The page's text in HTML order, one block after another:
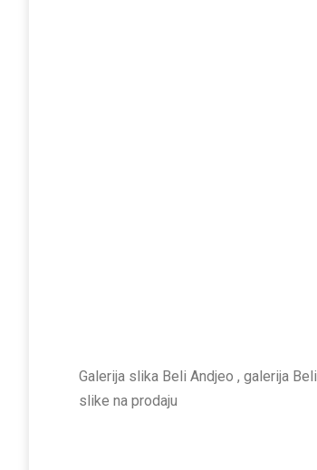
Galerija slika Beli Andjeo , galerija
slike na prodaju